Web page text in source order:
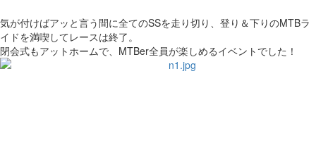
気が付けばアッと言う間に全てのSSを走り切り、登り＆下りのMTBラ
イドを満喫してレースは終了。
閉会式もアットホームで、MTBer全員が楽しめるイベントでした！